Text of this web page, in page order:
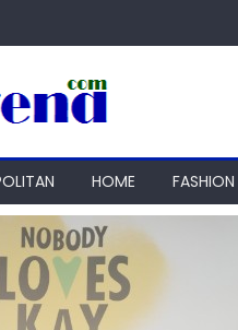
HOME FASHION